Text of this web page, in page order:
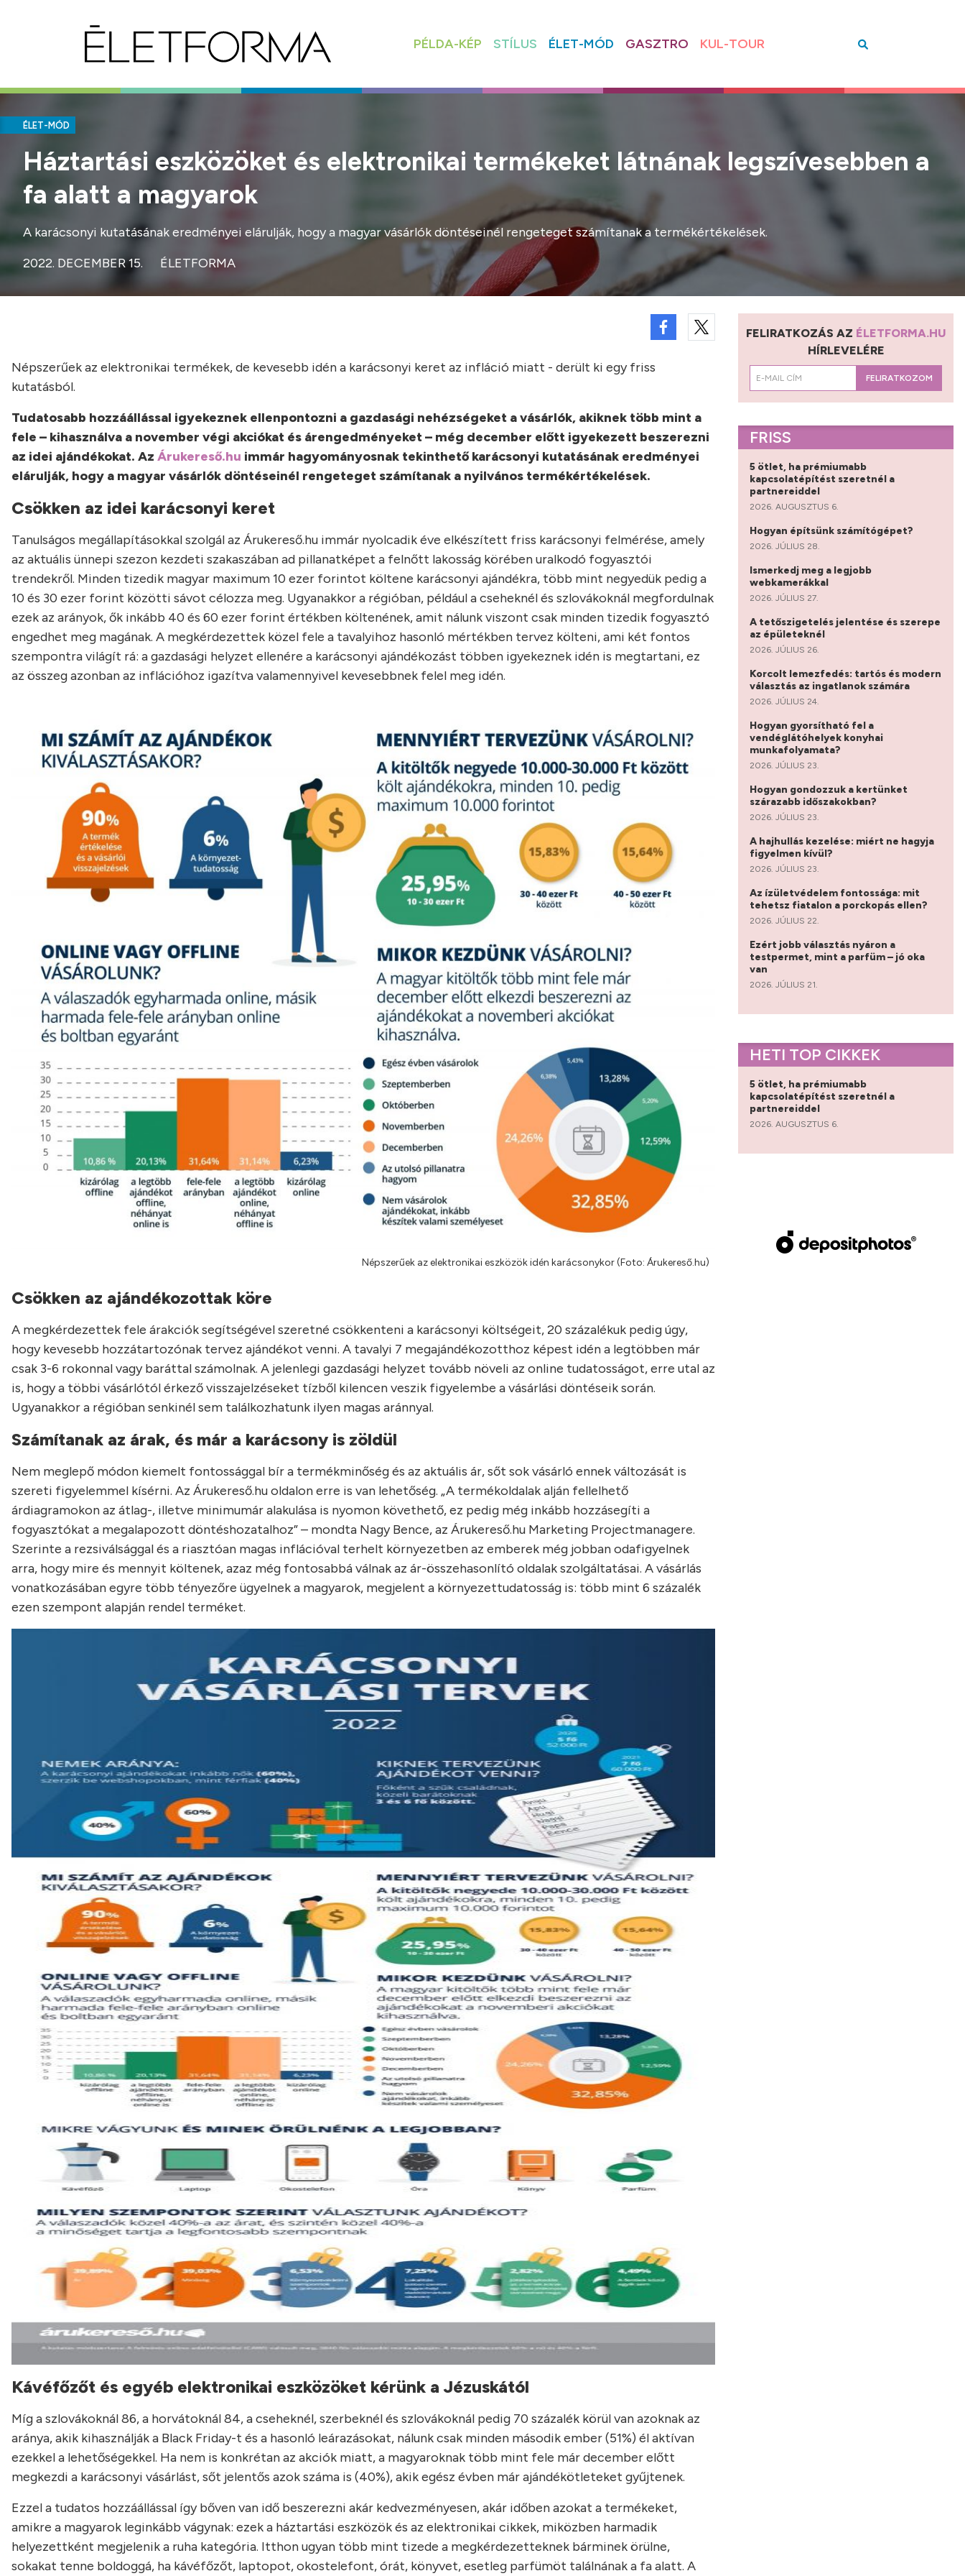
PÉLDA-KÉP STÍLUS ÉLET-MÓD GASZTRO KUL-TOUR
ÉLET-MÓD
Háztartási eszközöket és elektronikai termékeket látnának legszívesebben a
fa alatt a magyarok
A karácsonyi kutatásának eredményei elárulják, hogy a magyar vásárlók döntéseinél rengeteget számítanak a termékértékelések.
2022. DECEMBER 15.
ÉLETFORMA
Népszerűek az elektronikai termékek, de kevesebb idén a karácsonyi keret az infláció miatt - derült ki egy friss
kutatásból.
Tudatosabb hozzáállással igyekeznek ellenpontozni a gazdasági nehézségeket a vásárlók, akiknek több mint a
fele – kihasználva a november végi akciókat és árengedményeket – még december előtt igyekezett beszerezni
az idei ajándékokat. Az Árukereső.hu immár hagyományosnak tekinthető karácsonyi kutatásának eredményei
elárulják, hogy a magyar vásárlók döntéseinél rengeteget számítanak a nyilvános termékértékelések.
Csökken az idei karácsonyi keret
Tanulságos megállapításokkal szolgál az Árukereső.hu immár nyolcadik éve elkészített friss karácsonyi felmérése, amely
az aktuális ünnepi szezon kezdeti szakaszában ad pillanatképet a felnőtt lakosság körében uralkodó fogyasztói
trendekről. Minden tizedik magyar maximum 10 ezer forintot költene karácsonyi ajándékra, több mint negyedük pedig a
10 és 30 ezer forint közötti sávot célozza meg. Ugyanakkor a régióban, például a cseheknél és szlovákoknál megfordulnak
ezek az arányok, ők inkább 40 és 60 ezer forint értékben költenének, amit nálunk viszont csak minden tizedik fogyasztó
engedhet meg magának. A megkérdezettek közel fele a tavalyihoz hasonló mértékben tervez költeni, ami két fontos
szempontra világít rá: a gazdasági helyzet ellenére a karácsonyi ajándékozást többen igyekeznek idén is megtartani, ez
az összeg azonban az inflációhoz igazítva valamennyivel kevesebbnek felel meg idén.
Népszerűek az elektronikai eszközök idén karácsonykor (Foto: Árukereső.hu)
Csökken az ajándékozottak köre
A megkérdezettek fele árakciók segítségével szeretné csökkenteni a karácsonyi költségeit, 20 százalékuk pedig úgy,
hogy kevesebb hozzátartozónak tervez ajándékot venni. A tavalyi 7 megajándékozotthoz képest idén a legtöbben már
csak 3-6 rokonnal vagy baráttal számolnak. A jelenlegi gazdasági helyzet tovább növeli az online tudatosságot, erre utal az
is, hogy a többi vásárlótól érkező visszajelzéseket tízből kilencen veszik figyelembe a vásárlási döntéseik során.
Ugyanakkor a régióban senkinél sem találkozhatunk ilyen magas aránnyal.
Számítanak az árak, és már a karácsony is zöldül
Nem meglepő módon kiemelt fontossággal bír a termékminőség és az aktuális ár, sőt sok vásárló ennek változását is
szereti figyelemmel kísérni. Az Árukereső.hu oldalon erre is van lehetőség. „A termékoldalak alján fellelhető
árdiagramokon az átlag-, illetve minimumár alakulása is nyomon követhető, ez pedig még inkább hozzásegíti a
fogyasztókat a megalapozott döntéshozatalhoz” – mondta Nagy Bence, az Árukereső.hu Marketing Projectmanagere.
Szerinte a rezsiválsággal és a riasztóan magas inflációval terhelt környezetben az emberek még jobban odafigyelnek
arra, hogy mire és mennyit költenek, azaz még fontosabbá válnak az ár-összehasonlító oldalak szolgáltatásai. A vásárlás
vonatkozásában egyre több tényezőre ügyelnek a magyarok, megjelent a környezettudatosság is: több mint 6 százalék
ezen szempont alapján rendel terméket.
Kávéfőzőt és egyéb elektronikai eszközöket kérünk a Jézuskától
Míg a szlovákoknál 86, a horvátoknál 84, a cseheknél, szerbeknél és szlovákoknál pedig 70 százalék körül van azoknak az
aránya, akik kihasználják a Black Friday-t és a hasonló leárazásokat, nálunk csak minden második ember (51%) él aktívan
ezekkel a lehetőségekkel. Ha nem is konkrétan az akciók miatt, a magyaroknak több mint fele már december előtt
megkezdi a karácsonyi vásárlást, sőt jelentős azok száma is (40%), akik egész évben már ajándékötleteket gyűjtenek.
Ezzel a tudatos hozzáállással így bőven van idő beszerezni akár kedvezményesen, akár időben azokat a termékeket,
amikre a magyarok leginkább vágynak: ezek a háztartási eszközök és az elektronikai cikkek, miközben harmadik
helyezettként megjelenik a ruha kategória. Itthon ugyan több mint tizede a megkérdezetteknek bárminek örülne,
sokakat tenne boldoggá, ha kávéfőzőt, laptopot, okostelefont, órát, könyvet, esetleg parfümöt találnának a fa alatt. A
FELIRATKOZÁS AZ ÉLETFORMA.HU
HÍRLEVELÉRE
FELIRATKOZOM
FRISS
5 ötlet, ha prémiumabb
kapcsolatépítést szeretnél a
partnereiddel
2026. AUGUSZTUS 6.
Hogyan építsünk számítógépet?
2026. JÚLIUS 28.
Ismerkedj meg a legjobb
webkamerákkal
2026. JÚLIUS 27.
A tetőszigetelés jelentése és szerepe
az épületeknél
2026. JÚLIUS 26.
Korcolt lemezfedés: tartós és modern
választás az ingatlanok számára
2026. JÚLIUS 24.
Hogyan gyorsítható fel a
vendéglátóhelyek konyhai
munkafolyamata?
2026. JÚLIUS 23.
Hogyan gondozzuk a kertünket
szárazabb időszakokban?
2026. JÚLIUS 23.
A hajhullás kezelése: miért ne hagyja
figyelmen kívül?
2026. JÚLIUS 23.
Az ízületvédelem fontossága: mit
tehetsz fiatalon a porckopás ellen?
2026. JÚLIUS 22.
Ezért jobb választás nyáron a
testpermet, mint a parfüm – jó oka
van
2026. JÚLIUS 21.
HETI TOP CIKKEK
5 ötlet, ha prémiumabb
kapcsolatépítést szeretnél a
partnereiddel
2026. AUGUSZTUS 6.